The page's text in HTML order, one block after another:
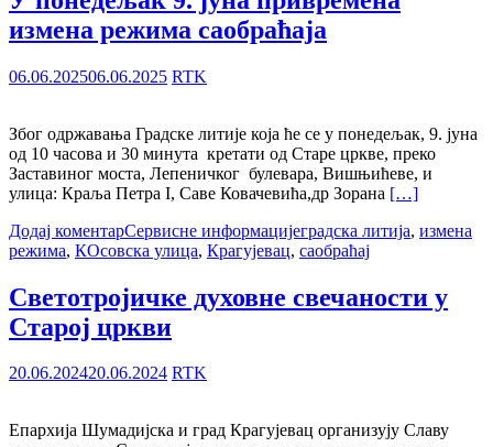
измена режима саобраћаја
06.06.202506.06.2025 RTK
Због одржавања Градске литије која ће се у понедељак, 9. јуна
од 10 часова и 30 минута кретати од Старе цркве, преко
Заставиног моста, Лепеничког булевара, Вишњићеве, и
улица: Краља Петра I, Саве Ковачевића,др Зорана […]
Додај коментарСервисне информацијеградска литија, измена
режима, КОсовска улица, Крагујевац, саобраћај
Светотројичке духовне свечаности у
Старој цркви
20.06.202420.06.2024 RTK
Епархија Шумадијска и град Крагујевац организују Славу